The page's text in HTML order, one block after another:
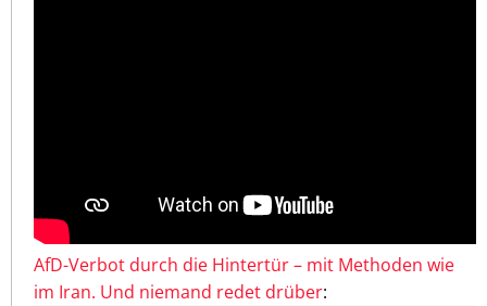
AfD-Verbot durch die Hintertür – mit Methoden wie
im Iran. Und niemand redet drüber: